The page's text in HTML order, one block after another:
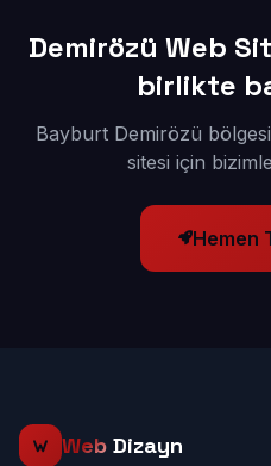
Demirözü Web
birlikte
Bayburt Demirözü
sitesi için
Hemen
Web Dizayn